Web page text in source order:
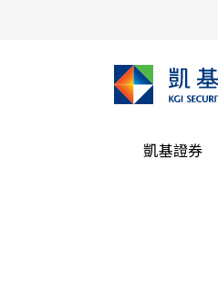
凱基證券